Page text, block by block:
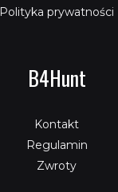
Polityka prywatności
B4Hunt
Kontakt
Regulamin
Zwroty